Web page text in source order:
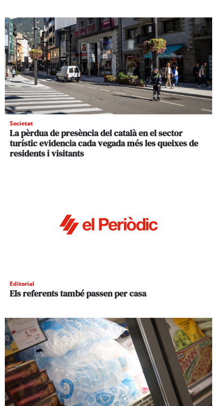
Societat
La pèrdua de presència del català en el sector
turístic evidencia cada vegada més les queixes de
residents i visitants
Editorial
Els referents també passen per casa